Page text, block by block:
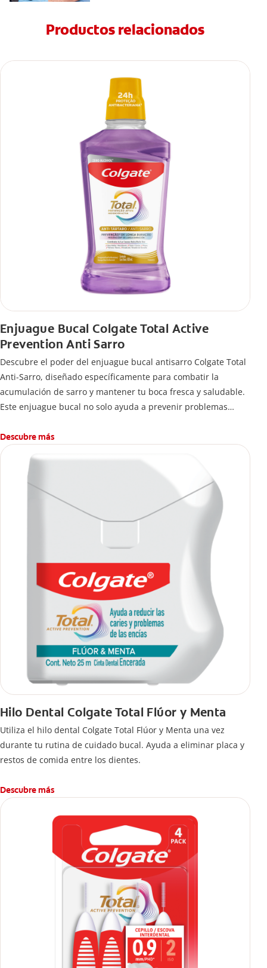
Productos relacionados
Enjuague Bucal Colgate Total Active
Prevention Anti Sarro
Descubre el poder del enjuague bucal antisarro Colgate Total
Anti-Sarro, diseñado específicamente para combatir la
acumulación de sarro y mantener tu boca fresca y saludable.
Este enjuague bucal no solo ayuda a prevenir problemas
Descubre más
Hilo Dental Colgate Total Flúor y Menta
Utiliza el hilo dental Colgate Total Flúor y Menta una vez
durante tu rutina de cuidado bucal. Ayuda a eliminar placa y
restos de comida entre los dientes.
Descubre más